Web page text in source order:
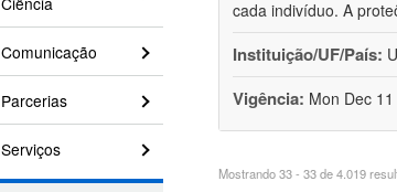
Comunicação
Parcerias
Serviços
cada indivíduo. A
Instituição/UF/País:
Vigência: Mon Dec
Mostrando 33 - 33 de 4.019